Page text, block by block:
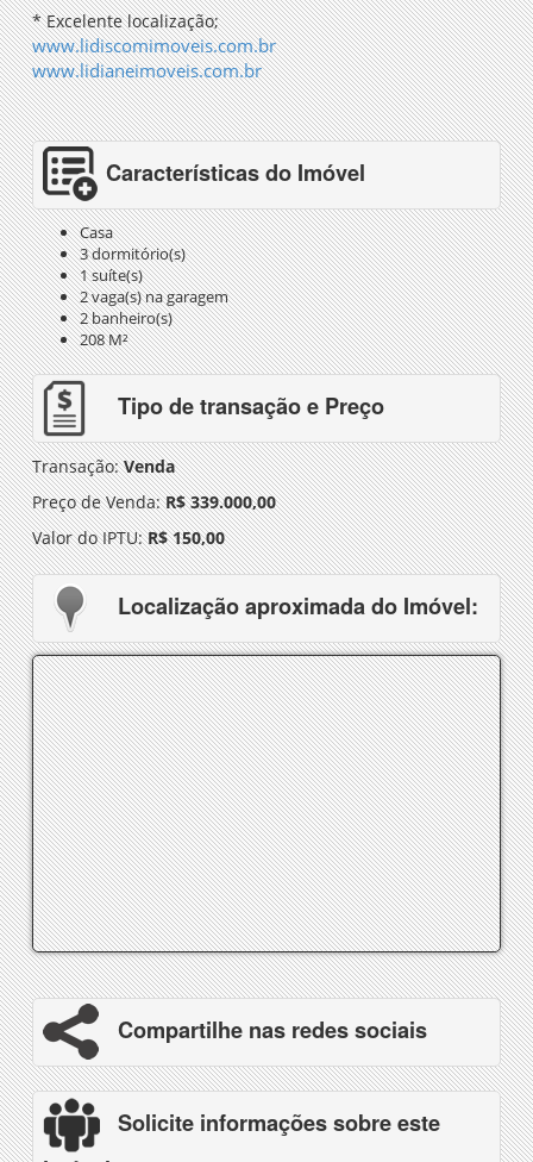
* Excelente localização;
www.lidiscomimoveis.com.br
www.lidianeimoveis.com.br
Características do Imóvel
Casa
3 dormitório(s)
1 suíte(s)
2 vaga(s) na garagem
2 banheiro(s)
208 M²
Tipo de transação e Preço
Transação:Venda
Preço de Venda:R$ 339.000,00
Valor do IPTU:R$ 150,00
Localização aproximada do Imóvel:
Compartilhe nas redes sociais
Solicite informações sobre este